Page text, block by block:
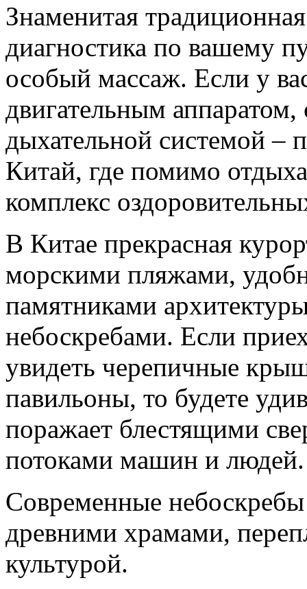
Знаменитая
диагностика по вашему
особый массаж. Если у
двигательным аппаратом,
дыхательной системой –
Китай, где помимо
комплекс
В Китае прекрасная
морскими пляжами,
памятниками
небоскребами. Если
увидеть черепичные
павильоны, то будете
поражает блестящими
потоками машин и людей.
Современные
древними храмами,
культурой.